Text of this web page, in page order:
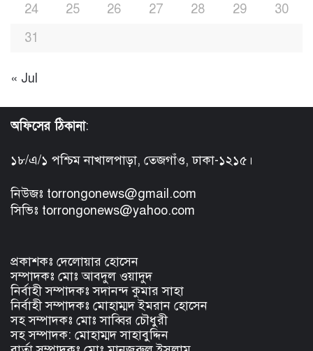
24
25 26 27 28 29
30
31
« Jul
অফিসের ঠিকানা:
১৮/এ/১ পশ্চিম নাখালপাড়া, তেজগাঁও, ঢাকা-১২১৫।
নিউজঃ torrongonews@gmail.com
সিভিঃ torrongonews@yahoo.com
প্রকাশকঃ দেলোয়ার হোসেন
সম্পাদকঃ মোঃ আবদুল ওয়াদুদ
নির্বাহী সম্পাদকঃ সদানন্দ কুমার সাহা
নির্বাহী সম্পাদকঃ মোহাম্মদ ইমরান হোসেন
সহ সম্পাদকঃ মোঃ সাব্বির চৌধুরী
সহ সম্পাদক: মোহাম্মদ সাহাবুদ্দিন